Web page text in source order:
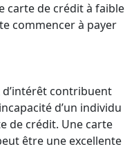
carte de crédit à faible
commencer à payer
d’intérêt contribuent
d’un individu
de crédit. Une carte
être une excellente